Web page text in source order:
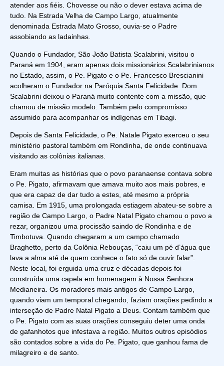
atender aos fiéis. Chovesse ou não o dever estava acima de
tudo. Na Estrada Velha de Campo Largo, atualmente
denominada Estrada Mato Grosso, ouvia-se o Padre
assobiando as ladainhas.
Quando o Fundador, São João Batista Scalabrini, visitou o
Paraná em 1904, eram apenas dois missionários Scalabrinianos
no Estado, assim, o Pe. Pigato e o Pe. Francesco Brescianini
acolheram o Fundador na Paróquia Santa Felicidade. Dom
Scalabrini deixou o Paraná muito contente com a missão, que
chamou de missão modelo. Também pelo compromisso
assumido para acompanhar os indígenas em Tibagi.
Depois de Santa Felicidade, o Pe. Natale Pigato exerceu o seu
ministério pastoral também em Rondinha, de onde continuava
visitando as colônias italianas.
Eram muitas as histórias que o povo paranaense contava sobre
o Pe. Pigato, afirmavam que amava muito aos mais pobres, e
que era capaz de dar tudo a estes, até mesmo a própria
camisa. Em 1915, uma prolongada estiagem abateu-se sobre a
região de Campo Largo, o Padre Natal Pigato chamou o povo a
rezar, organizou uma procissão saindo de Rondinha e de
Timbotuva. Quando chegaram a um campo chamado
Braghetto, perto da Colônia Rebouças, “caiu um pé d’água que
lava a alma até de quem conhece o fato só de ouvir falar”.
Neste local, foi erguida uma cruz e décadas depois foi
construída uma capela em homenagem à Nossa Senhora
Medianeira. Os moradores mais antigos de Campo Largo,
quando viam um temporal chegando, faziam orações pedindo a
interseção de Padre Natal Pigato a Deus. Contam também que
o Pe. Pigato com as suas orações conseguiu deter uma onda
de gafanhotos que infestava a região. Muitos outros episódios
são contados sobre a vida do Pe. Pigato, que ganhou fama de
milagreiro e de santo.